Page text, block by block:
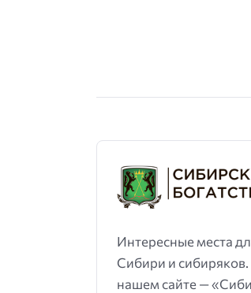
Интересные места
Сибири и
нашем сайте —